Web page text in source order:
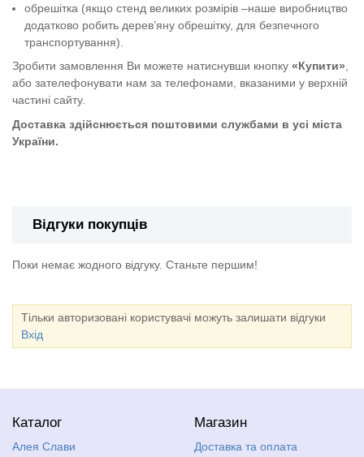
обрешітка (якщо стенд великих розмірів –наше виробництво
додатково робить дерев’яну обрешітку, для безпечного
транспортування).
Зробити замовлення Ви можете натиснувши кнопку «Купити»
або зателефонувати нам за телефонами, вказаними у верхній
частині сайту.
Доставка здійснюється поштовими службами в усі міста
України.
Відгуки покупців
Поки немає жодного відгуку. Станьте першим!
Тільки авторизовані користувачі можуть залишати відгуки
Вхід
Каталог
Алея Слави
Магазин
Доставка та оплата